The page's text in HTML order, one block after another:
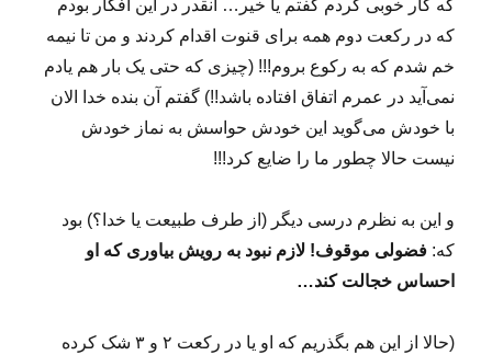
که کار خوبی کردم گفتم یا خیر… آنقدر در این افکار بودم
که در رکعت دوم همه برای قنوت اقدام کردند و من تا نیمه
خم شدم که به رکوع بروم!!! (چیزی که حتی یک بار هم یادم
نمی‌آید در عمرم اتفاق افتاده باشد!!) گفتم آن بنده خدا الان
با خودش می‌گوید این خودش حواسش به نماز خودش
نیست حالا چطور ما را ضایع کرد!!!
و این به نظرم درسی دیگر (از طرف طبیعت یا خدا؟) بود
که:فضولی موقوف! لازم نبود به رویش بیاوری که او
احساس خجالت کند…
(حالا از این هم بگذریم که او یا در رکعت ۲ و ۳ شک کرده